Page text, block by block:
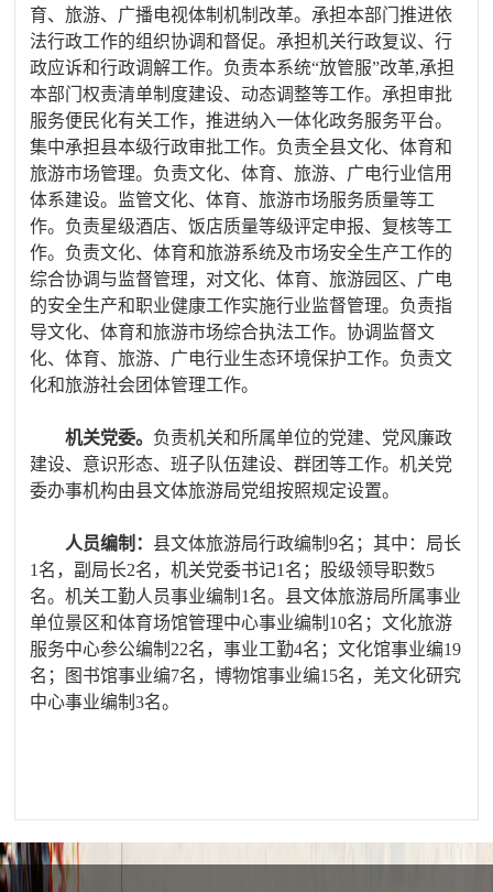
育、旅游、广播电视体制机制改革。承担本部门推进依
法行政工作的组织协调和督促。承担机关行政复议、行
政应诉和行政调解工作。负责本系统“放管服”改革,承担
本部门权责清单制度建设、动态调整等工作。承担审批
服务便民化有关工作，推进纳入一体化政务服务平台。
集中承担县本级行政审批工作。负责全县文化、体育和
旅游市场管理。负责文化、体育、旅游、广电行业信用
体系建设。监管文化、体育、旅游市场服务质量等工
作。负责星级酒店、饭店质量等级评定申报、复核等工
作。负责文化、体育和旅游系统及市场安全生产工作的
综合协调与监督管理，对文化、体育、旅游园区、广电
的安全生产和职业健康工作实施行业监督管理。负责指
导文化、体育和旅游市场综合执法工作。协调监督文
化、体育、旅游、广电行业生态环境保护工作。负责文
化和旅游社会团体管理工作。
机关党委。 负责机关和所属单位的党建、党风廉政
建设、意识形态、班子队伍建设、群团等工作。机关党
委办事机构由县文体旅游局党组按照规定设置。
人员编制 ： 县文体旅游局行政编制9名；其中：局长
1名，副局长2名，机关党委书记1名； 股级领导职数5
名。机关工勤人员事业编制1名。县文体旅游局所属事业
单位景区和体育场馆管理中心事业编制10名；文化旅游
服务中心参公编制22名，事业工勤4名；文化馆事业编19
名；图书馆事业编7名，博物馆事业编15名，羌文化研究
中心事业编制3名。